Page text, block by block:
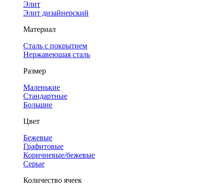
Элит
Элит дизайнерский
Материал
Сталь с покрытием
Нержавеющая сталь
Размер
Маленькие
Стандартные
Большие
Цвет
Бежевые
Графитовые
Коричневые/бежевые
Серые
Количество ячеек